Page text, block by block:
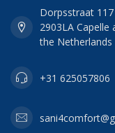
Dorpsstraat 117
2903LA Capelle
the Netherlands
+31 625057806